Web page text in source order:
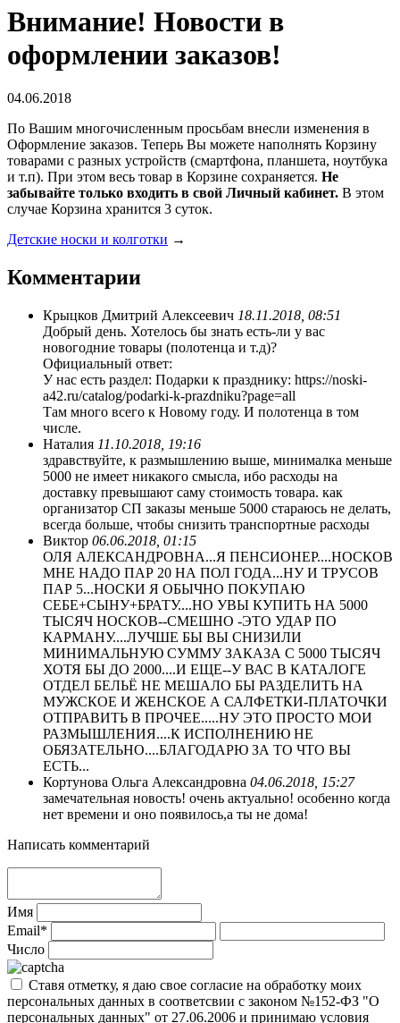
Внимание! Новости в
оформлении заказов!
04.06.2018
По Вашим многочисленным просьбам внесли изменения в
Оформление заказов. Теперь Вы можете наполнять Корзину
товарами с разных устройств (смартфона, планшета, ноутбука
и т.п). При этом весь товар в Корзине сохраняется. Не
забывайте только входить в свой Личный кабинет. В этом
случае Корзина хранится 3 суток.
Детские носки и колготки →
Комментарии
Крыцков Дмитрий Алексеевич 18.11.2018, 08:51
Добрый день. Хотелось бы знать есть-ли у вас
новогодние товары (полотенца и т.д)?
Официальный ответ:
У нас есть раздел: Подарки к празднику: https://noski-
a42.ru/catalog/podarki-k-prazdniku?page=all
Там много всего к Новому году. И полотенца в том
числе.
Наталия 11.10.2018, 19:16
здравствуйте, к размышлению выше, минималка меньше
5000 не имеет никакого смысла, ибо расходы на
доставку превышают саму стоимость товара. как
организатор СП заказы меньше 5000 стараюсь не делать,
всегда больше, чтобы снизить транспортные расходы
Виктор 06.06.2018, 01:15
ОЛЯ АЛЕКСАНДРОВНА...Я ПЕНСИОНЕР....НОСКОВ
МНЕ НАДО ПАР 20 НА ПОЛ ГОДА...НУ И ТРУСОВ
ПАР 5...НОСКИ Я ОБЫЧНО ПОКУПАЮ
СЕБЕ+СЫНУ+БРАТУ....НО УВЫ КУПИТЬ НА 5000
ТЫСЯЧ НОСКОВ--СМЕШНО -ЭТО УДАР ПО
КАРМАНУ....ЛУЧШЕ БЫ ВЫ СНИЗИЛИ
МИНИМАЛЬНУЮ СУММУ ЗАКАЗА С 5000 ТЫСЯЧ
ХОТЯ БЫ ДО 2000....И ЕЩЕ--У ВАС В КАТАЛОГЕ
ОТДЕЛ БЕЛЬЁ НЕ МЕШАЛО БЫ РАЗДЕЛИТЬ НА
МУЖСКОЕ И ЖЕНСКОЕ А САЛФЕТКИ-ПЛАТОЧКИ
ОТПРАВИТЬ В ПРОЧЕЕ.....НУ ЭТО ПРОСТО МОИ
РАЗМЫШЛЕНИЯ....К ИСПОЛНЕНИЮ НЕ
ОБЯЗАТЕЛЬНО....БЛАГОДАРЮ ЗА ТО ЧТО ВЫ
ЕСТЬ...
Кортунова Ольга Александровна 04.06.2018, 15:27
замечательная новость! очень актуально! особенно когда
нет времени и оно появилось,а ты не дома!
Написать комментарий
Имя
Email*
Число
Ставя отметку, я даю свое согласие на обработку моих
персональных данных в соответсвии с законом №152-ФЗ "О
персональных данных" от 27.06.2006 и принимаю условия